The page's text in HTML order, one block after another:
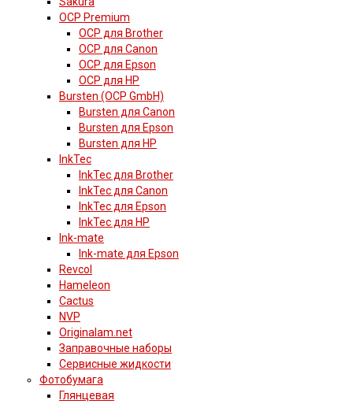
OCP Premium
OCP для Brother
OCP для Canon
OCP для Epson
OCP для HP
Bursten (OCP GmbH)
Bursten для Canon
Bursten для Epson
Bursten для HP
InkTec
InkTec для Brother
InkTec для Canon
InkTec для Epson
InkTec для HP
Ink-mate
Ink-mate для Epson
Revcol
Hameleon
Cactus
NVP
Originalam.net
Заправочные наборы
Сервисные жидкости
Фотобумага
Глянцевая